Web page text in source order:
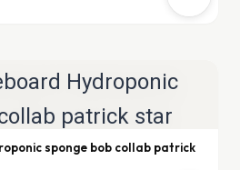
sponge bob collab patrick